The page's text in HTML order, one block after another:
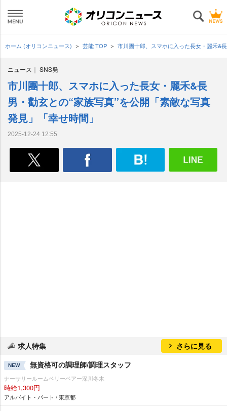
ホーム (オリコンニュース) 芸能 TOP 市川團十郎、スマホに入った長女・麗禾&
ニュース SNS発
市川團十郎、スマホに入った長女・麗禾&長
男・勸玄との“家族写真”を公開「素敵な写真
発見」「幸せ時間」
2025-12-24 12:55
求人特集 さらに見る
NEW 無資格可の調理師/調理スタッフ
ナーサリールームベリーベアー深川冬木
時給1,300円
アルバイト・パート / 東京都